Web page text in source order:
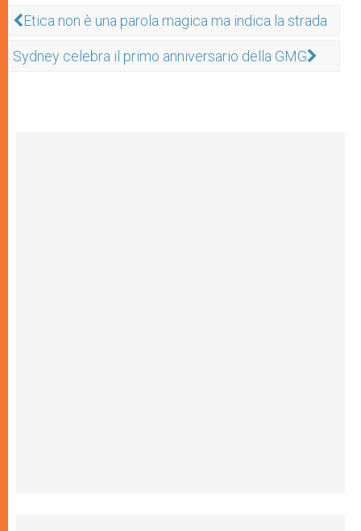
Etica non è una parola magica ma indica la strada
Sydney celebra il primo anniversario della GMG